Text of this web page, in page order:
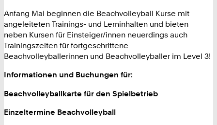
Anfang Mai beginnen die Beachvolleyball Kurse mit
angeleiteten Trainings- und Lerninhalten und bieten
neben Kursen für Einsteiger/innen neuerdings auch
Trainingszeiten für fortgeschrittene
Beachvolleyballerinnen und Beachvolleyballer im Level 3!
Informationen und Buchungen für:
Beachvolleyballkarte für den Spielbetrieb
Einzeltermine Beachvolleyball